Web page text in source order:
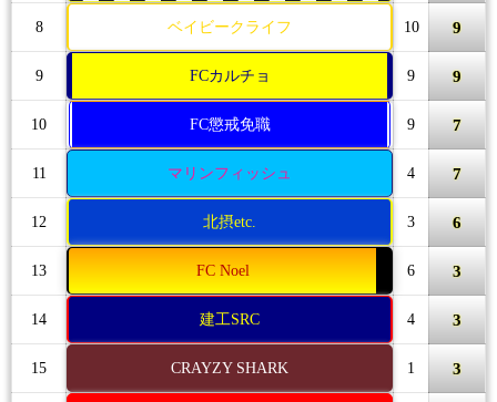
8 ベイビークライフ 10 9
9 FCカルチョ 9 9
10 FC懲戒免職 9 7
11 マリンフィッシュ 4 7
12 北摂etc. 3 6
13 FC Noel 6 3
14 建工SRC 4 3
15 CRAYZY SHARK 1 3